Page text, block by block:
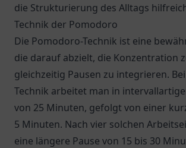
die Strukturierung des Alltags
Technik der Pomodoro
Die Pomodoro-Technik ist eine
die darauf abzielt, die Konzentration
gleichzeitig Pausen zu integrieren.
Technik arbeitet man in
von 25 Minuten, gefolgt von einer
5 Minuten. Nach vier solchen
eine längere Pause von 15 bis 30